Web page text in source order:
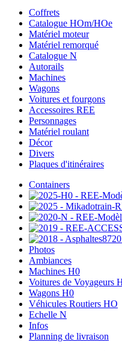
Coffrets
Catalogue HOm/HOe
Matériel moteur
Matériel remorqué
Catalogue N
Autorails
Machines
Wagons
Voitures et fourgons
Accessoires REE
Personnages
Matériel roulant
Décor
Divers
Plaques d'itinéraires
Containers
Photos
Ambiances
Machines H0
Voitures de Voyageurs
Wagons H0
Véhicules Routiers HO
Echelle N
Infos
Planning de livraison